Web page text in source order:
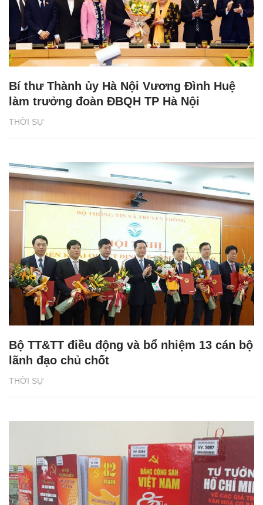
THỜI SỰ
Bí thư Thành ủy Hà Nội Vương Đình Huệ
làm trưởng đoàn ĐBQH TP Hà Nội
THỜI SỰ
Bộ TT&TT điều động và bổ nhiệm 13 cán bộ
lãnh đạo chủ chốt